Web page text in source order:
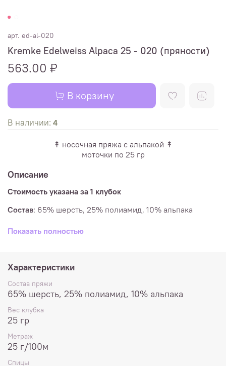
арт. ed-al-020
Kremke Edelweiss Alpaca 25 - 020 (пряности)
563.00 ₽
В корзину
В наличии: 4
↟ носочная пряжа с альпакой ↟
моточки по 25 гр
Описание
Стоимость указана за 1 клубок
Состав: 65% шерсть, 25% полиамид, 10% альпака
Метраж: 25 г/100м
Плотностьв образце 10х10см: 30п и 40р
Допустима машинная стирка при температуре до 30º, не
отбеливать.
Расход:взрослые носки 3 мотка, детские носки 2
мотка, женские перчатки 2 мотка, женский свитер 48
Показать полностью
Характеристики
Состав пряжи
65% шерсть, 25% полиамид, 10% альпака
Вес клубка
25 гр
Метраж
25 г/100м
Спицы